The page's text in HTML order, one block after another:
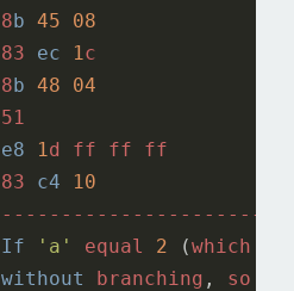
8b 45 08
83 ec 1c
8b 48 04
51
e8 1d ff ff ff
83 c4 10
If 'a' equal 2 (which
without branching , so